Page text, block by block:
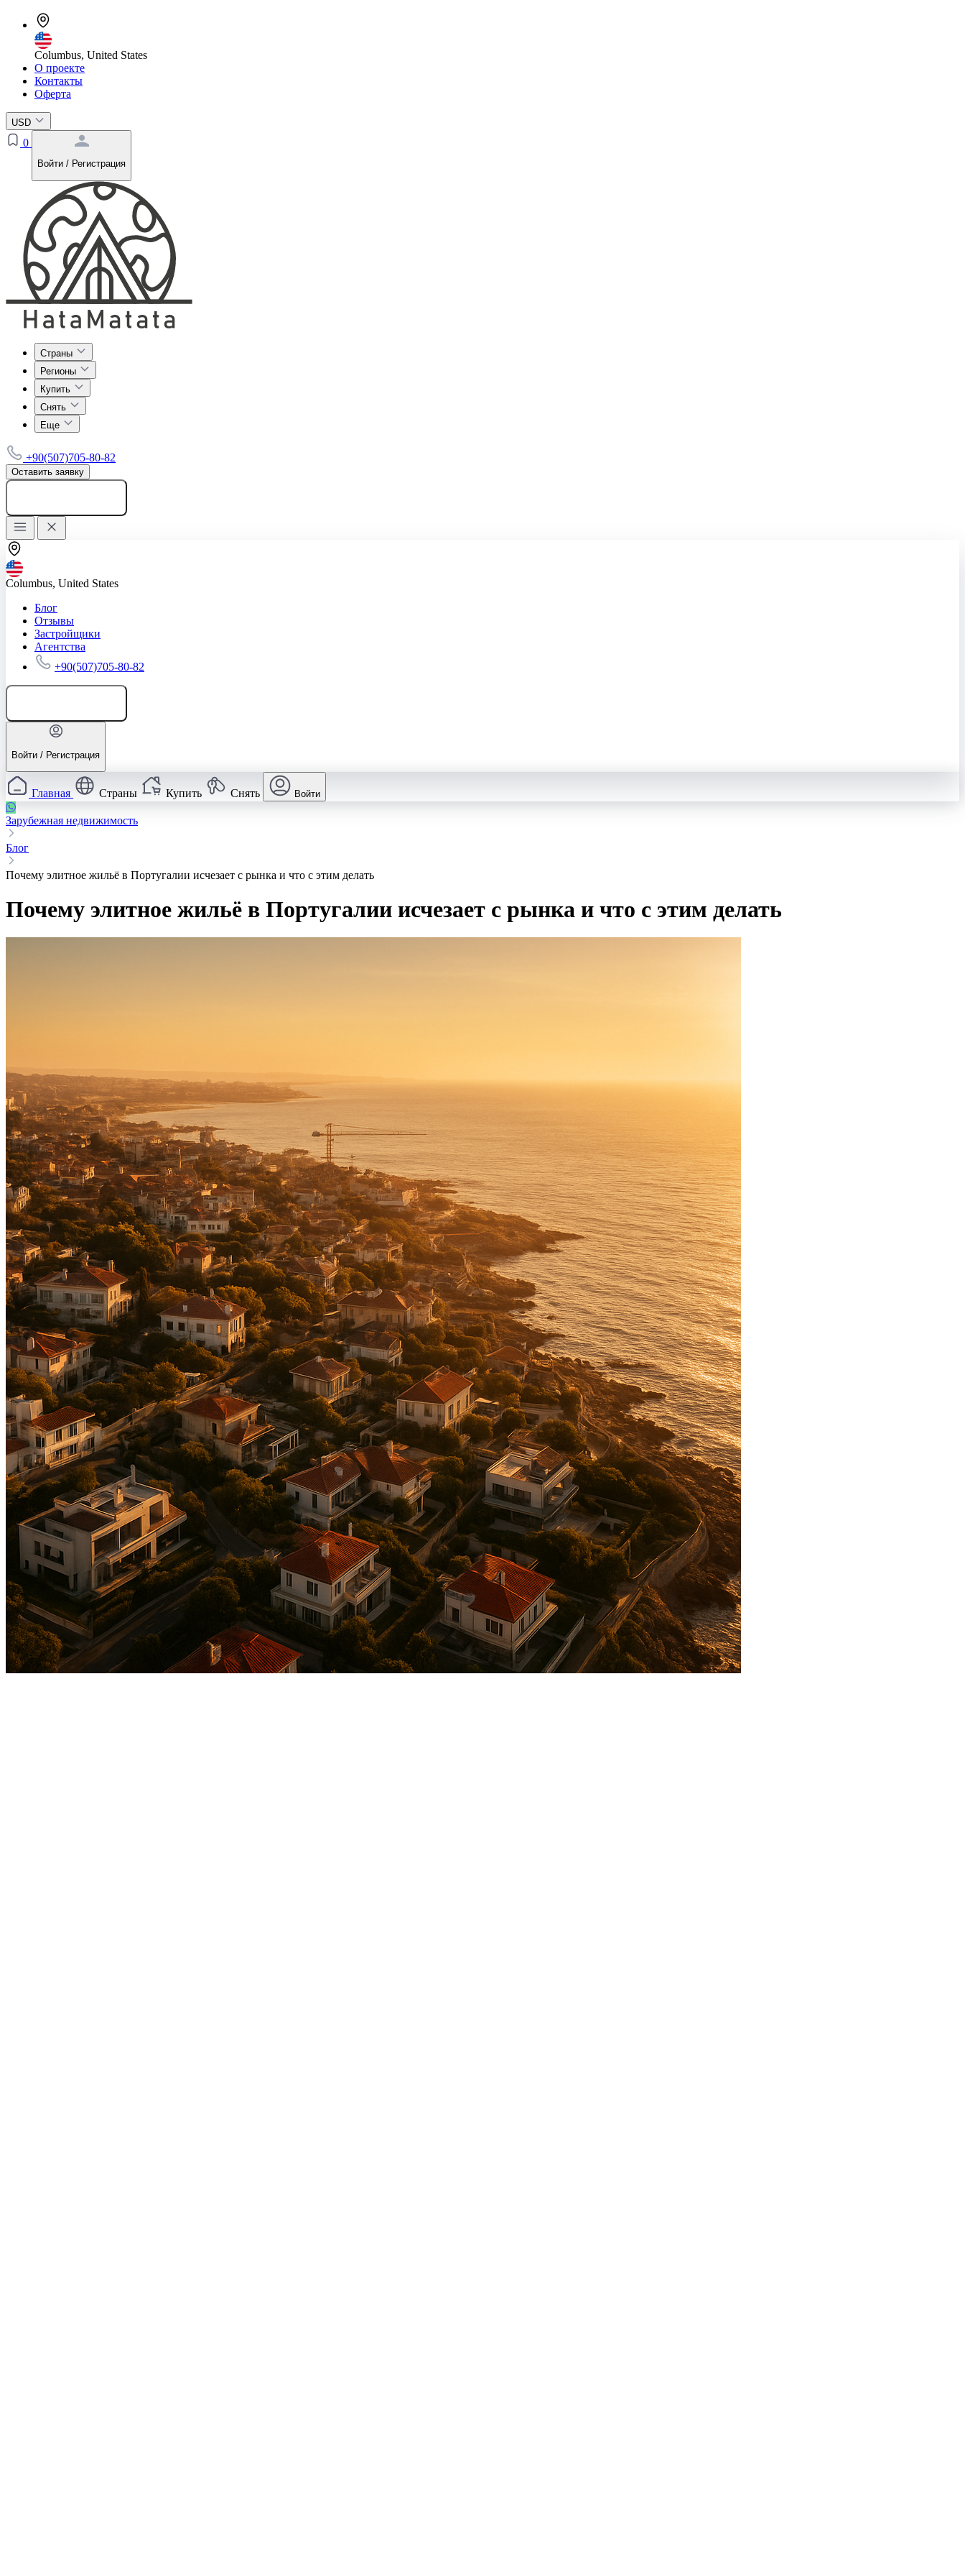
Columbus, United States
О проекте
Контакты
Оферта
USD
0
Войти / Регистрация
Страны
Регионы
Купить
Снять
Еще
+90(507)705-80-82
Оставить заявку
Columbus, United States
Блог
Отзывы
Застройщики
Агентства
+90(507)705-80-82
Войти / Регистрация
Главная Страны Купить Снять Войти
Зарубежная недвижимость
Блог
Почему элитное жильё в Португалии исчезает с рынка и что с этим делать
Почему элитное жильё в Португалии исчезает с рынка и что с этим делать